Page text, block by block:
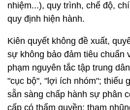
nhiệm...), quy trình, chế độ,
quy định hiện hành.
Kiên quyết không đề xuất,
sự không bảo đảm tiêu chuẩn
phạm nguyên tắc tập trung
"cục bộ", "lợi ích nhóm"; thiếu
sẵn sàng chấp hành sự phân
cấp có thẩm quyền; tham